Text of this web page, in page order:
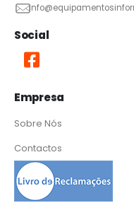
Social
Empresa
Sobre Nós
Contactos